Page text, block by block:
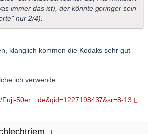
immer das ist), der könnte geringer sein
nur 2/4).
klanglich kommen die Kodaks sehr gut
ich verwende:
Fuji-50er…de&qid=1227198437&sr=8-13